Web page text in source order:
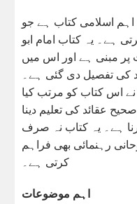
اہم اسلامی کتاب ہے جو
ہے۔ یہ کتاب امام ابو
پر مبنی ہے اور اس میں
کی تفصیل دی گئی ہے۔
نے اس کتاب کو مرتب کیا
عقائد کی تعلیم دینا
ہے۔ یہ کتاب نہ صرف
رہنمائی بھی فراہم
کرتی ہے۔
اہم موضوعات